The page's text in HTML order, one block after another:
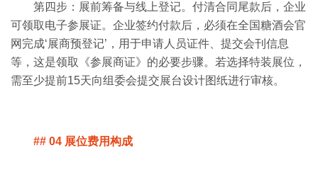
第四步：展前筹备与线上登记。付清合同尾款后，企业
可领取电子参展证。企业签约付款后，必须在全国糖酒会官
网完成‘展商预登记’，用于申请人员证件、提交会刊信息
等，这是领取《参展商证》的必要步骤。若选择特装展位，
需至少提前15天向组委会提交展台设计图纸进行审核。
## 04 展位费用构成